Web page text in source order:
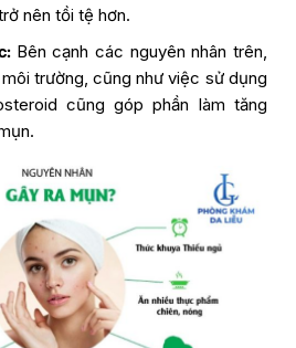
nên tồi tệ hơn.
Bên cạnh các nguyên nhân trên,
trường, cũng như việc sử dụng
cũng góp phần làm tăng